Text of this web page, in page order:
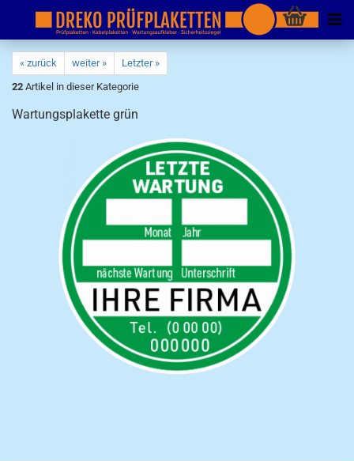
« zurück weiter »
Letzter »
22 Artikel in dieser Kategorie
Wartungsplakette grün